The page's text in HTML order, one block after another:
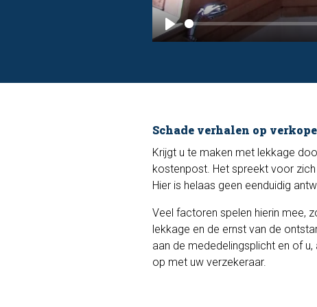
P
Schade verhalen op
Krijgt u te maken met lekkage
kostenpost. Het spreekt voor
Hier is helaas geen eenduidig
Veel factoren spelen hierin mee,
lekkage en de ernst van de
aan de mededelingsplicht en of
op met uw verzekeraar.